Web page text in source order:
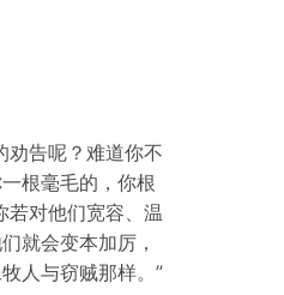
劝告呢？难道你不
根毫毛的，你根
若对他们宽容、温
就会变本加厉，
人与窃贼那样。”